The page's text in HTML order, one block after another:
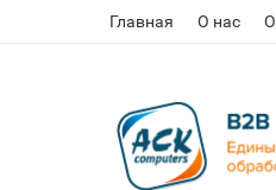
Главная О нас